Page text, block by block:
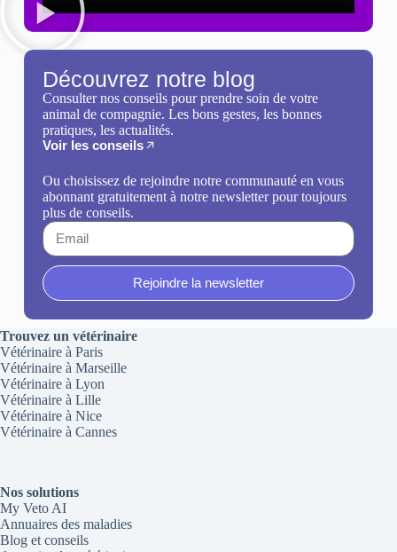
Découvrez notre blog
Consulter nos conseils pour prendre soin de votre
animal de compagnie. Les bons gestes, les bonnes
pratiques, les actualités.
Voir les conseils
Ou choisissez de rejoindre notre communauté en vous
abonnant gratuitement à notre newsletter pour toujours
plus de conseils.
Rejoindre la newsletter
Trouvez un vétérinaire
Vétérinaire à Paris
Vétérinaire à Marseille
Vétérinaire à Lyon
Vétérinaire à Lille
Vétérinaire à Nice
Vétérinaire à Cannes
Nos solutions
My Veto AI
Annuaires des maladies
Blog et conseils